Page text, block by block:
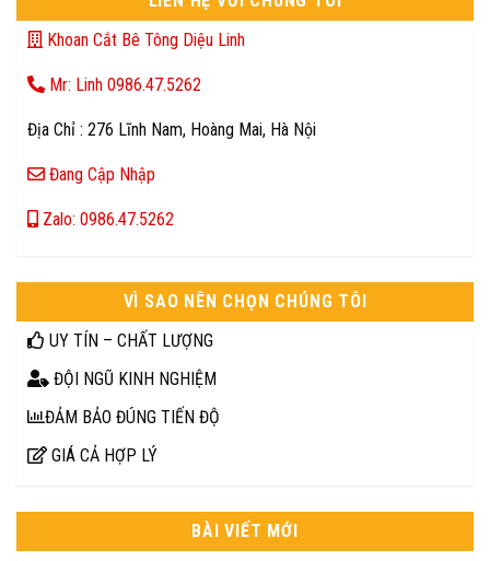
Khoan Cắt Bê Tông Diệu Linh
Mr: Linh 0986.47.5262
Địa Chỉ : 276 Lĩnh Nam, Hoàng Mai, Hà Nội
Đang Cập Nhập
Zalo: 0986.47.5262
VÌ SAO NÊN CHỌN CHÚNG TÔI
UY TÍN – CHẤT LƯỢNG
ĐỘI NGŨ KINH NGHIỆM
ĐẢM BẢO ĐÚNG TIẾN ĐỘ
GIÁ CẢ HỢP LÝ
BÀI VIẾT MỚI